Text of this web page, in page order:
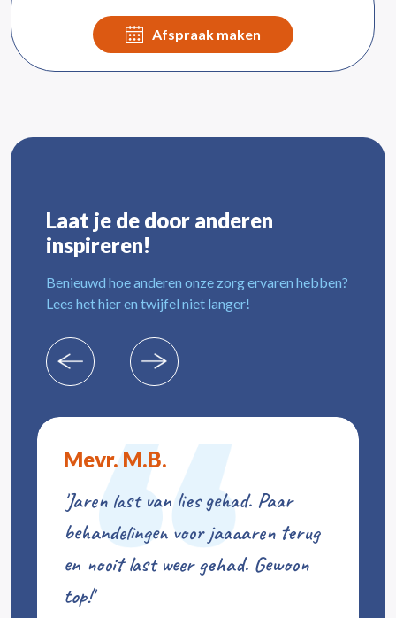
Afspraak maken
Laat je de door anderen
inspireren!
Benieuwd hoe anderen onze zorg ervaren hebben?
Lees het hier en twijfel niet langer!
Mevr. M.B.
'Jaren last van lies gehad. Paar
behandelingen voor jaaaaren terug
en nooit last weer gehad. Gewoon
top!'